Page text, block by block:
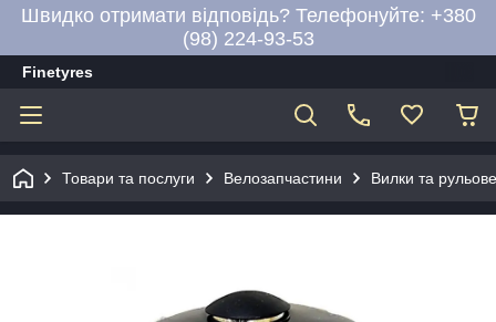
Швидко отримати відповідь? Телефонуйте: +380
(98) 224-93-53
Finetyres
Товари та послуги Велозапчастини Вилки та